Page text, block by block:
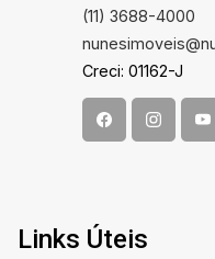
(11) 3688-4000
Creci: 01162-J
Links Úteis